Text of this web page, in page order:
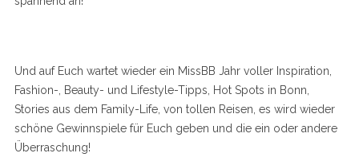
Und auf Euch wartet wieder ein MissBB Jahr voller Inspiration,
Fashion-, Beauty- und Lifestyle-Tipps, Hot Spots in Bonn,
Stories aus dem Family-Life, von tollen Reisen, es wird wieder
schöne Gewinnspiele für Euch geben und die ein oder andere
Überraschung!